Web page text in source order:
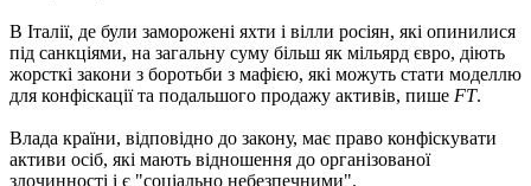
В Італії, де були заморожені яхти і вілли росіян, які опинилися
під санкціями, на загальну суму більш як мільярд євро, діють
жорсткі закони з боротьби з мафією, які можуть стати моделлю
для конфіскації та подальшого продажу активів, пише FT.
Влада країни, відповідно до закону, має право конфіскувати
активи осіб, які мають відношення до організованої
злочинності і є "соціально небезпечними".